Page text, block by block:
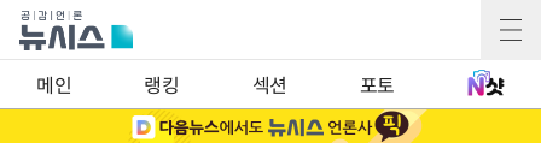
메인 랭킹 섹션 포토